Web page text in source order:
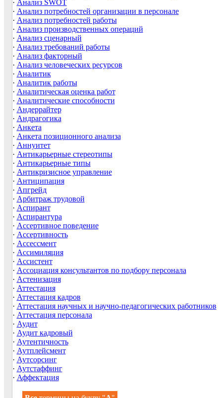
· Анализ SWOT
· Анализ потребностей организации в персонале
· Анализ потребностей работы
· Анализ производственных операций
· Анализ сценарный
· Анализ требований работы
· Анализ факторный
· Анализ человеческих ресурсов
· Аналитик
· Аналитик работы
· Аналитическая оценка работ
· Аналитические способности
· Андеррайтер
· Андрагогика
· Анкета
· Анкета позиционного анализа
· Аннуитет
· Антикарьерные стереотипы
· Антикарьерные типы
· Антикризисное управление
· Антиципация
· Апгрейд
· Арбитраж трудовой
· Аспирант
· Аспирантура
· Ассертивное поведение
· Ассертивность
· Ассессмент
· Ассимиляция
· Ассистент
· Ассоциация консультантов по подбору персонала
· Астенизация
· Аттестация
· Аттестация кадров
· Аттестация научных и научно-педагогических работников
· Аттестация персонала
· Аудит
· Аудит кадровый
· Аутентичность
· Аутплейсмент
· Аутсорсинг
· Аутстаффинг
· Аффектация